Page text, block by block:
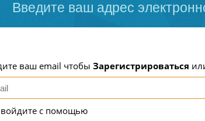
Введите ваш адрес
ваш email чтобыЗарегистрироваться
с помощью